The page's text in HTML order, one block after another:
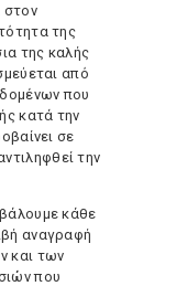
στον
της
της καλής
από
που
κατά την
σε
την
κάθε
αναγραφή
και των
που